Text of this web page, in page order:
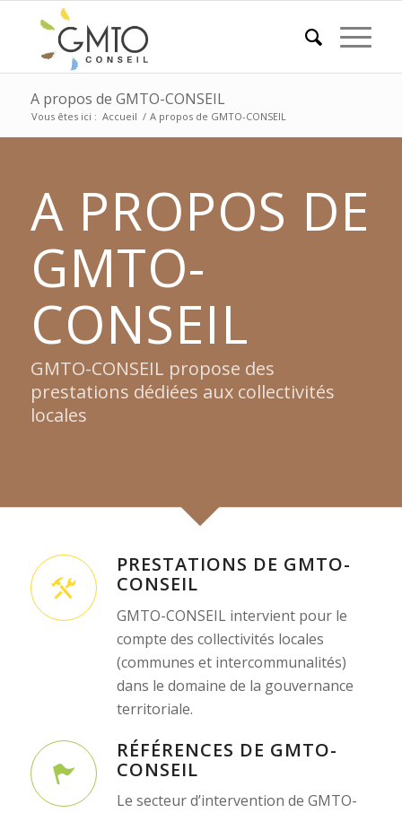
A propos de GMTO-CONSEIL
Vous êtes ici : Accueil / A propos de GMTO-CONSEIL
A PROPOS DE
GMTO-
CONSEIL
GMTO-CONSEIL propose des
prestations dédiées aux collectivités
locales
PRESTATIONS DE GMTO-
CONSEIL
GMTO-CONSEIL intervient pour le
compte des collectivités locales
(communes et intercommunalités)
dans le domaine de la gouvernance
territoriale.
RÉFÉRENCES DE GMTO-
CONSEIL
Le secteur d’intervention de GMTO-